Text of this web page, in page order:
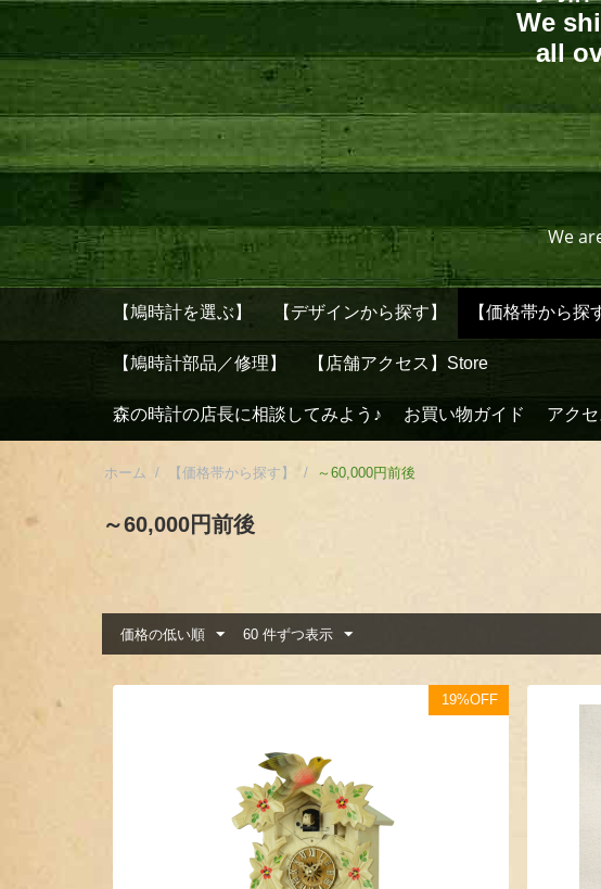
We
all
We
【鳩時計を選ぶ】 【デザインから探す】 【価格帯から探
【鳩時計部品／修理】 【店舗アクセス】Store
森の時計の店長に相談してみよう♪ お買い物ガイド アクセ
ホーム / 【価格帯から探す】 / ～60,000円前後
～60,000円前後
価格の低い順 60 件ずつ表示
19%OFF